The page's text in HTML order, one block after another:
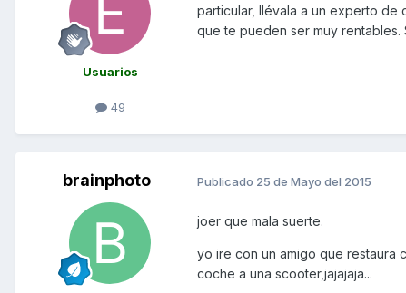
Usuarios
49
particular, llévala a un experto de
que te pueden ser muy rentables.
brainphoto Publicado 25 de Mayo del 2015
joer que mala suerte.
yo ire con un amigo que restaura
coche a una scooter,jajajaja...